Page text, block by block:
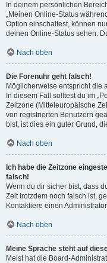
In deinem persönlichen
„Meinen Online-Status
Option einschaltest, können
deinen Online-Status sehen.
Nach oben
Die Forenuhr geht falsch!
Möglicherweise entspricht die
In diesem Fall solltest du im
Zeitzone (Mitteleuropäische
von registrierten Benutzern
bist, ist dies ein guter Grund,
Nach oben
Ich habe die Zeitzone
falsch!
Wenn du dir sicher bist, dass
Zeit trotzdem noch falsch ist,
Kontaktiere einen
Nach oben
Meine Sprache steht auf
Meist hat die Board-